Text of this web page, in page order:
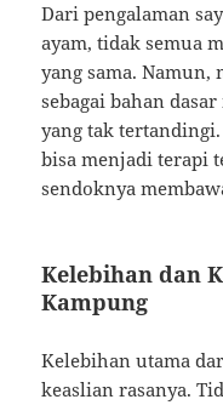
Dari pengalaman
ayam, tidak semua
yang sama. Namun,
sebagai bahan
yang tak
bisa menjadi terapi
sendoknya
Kelebihan dan
Kampung
Kelebihan utama
keaslian rasanya.